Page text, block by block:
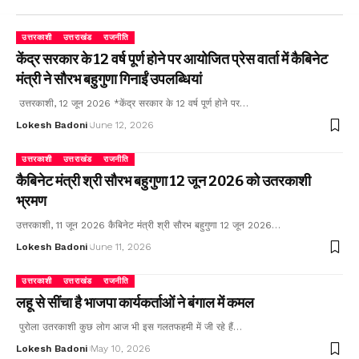
उत्तरकाशी उत्तराखंड राजनीति
केंद्र सरकार के 12 वर्ष पूर्ण होने पर आयोजित प्रेस वार्ता में कैबिनेट
मंत्री ने सौरभ बहुगुणा गिनाईं उपलब्धियां
उत्तरकाशी, 12 जून 2026 *केंद्र सरकार के 12 वर्ष पूर्ण होने पर…
Lokesh Badoni June 12, 2026
उत्तरकाशी उत्तराखंड राजनीति
कैबिनेट मंत्री श्री सौरभ बहुगुणा 12 जून 2026 को उतरकाशी
भ्रमण
उत्तरकाशी, 11 जून 2026 कैबिनेट मंत्री श्री सौरभ बहुगुणा 12 जून 2026…
Lokesh Badoni June 11, 2026
उत्तरकाशी उत्तराखंड राजनीति
लहू से सींचा है भाजपा कार्यकर्ताओं ने बंगाल में कमल
पुरोला उतरकाशी कुछ लोग आज भी इस गलतफहमी में जी रहे हैं…
Lokesh Badoni May 10, 2026